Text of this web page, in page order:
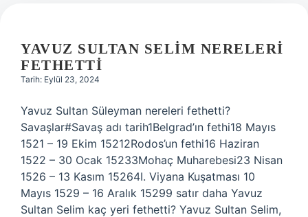
YAVUZ SULTAN SELIM NERELERI
FETHETTI
Tarih: Eylül 23, 2024
Yavuz Sultan Süleyman nereleri fethetti?
Savaşlar#Savaş adı tarih1Belgrad’ın fethi18 Mayıs
1521 – 19 Ekim 15212Rodos’un fethi16 Haziran
1522 – 30 Ocak 15233Mohaç Muharebesi23 Nisan
1526 – 13 Kasım 15264I. Viyana Kuşatması 10
Mayıs 1529 – 16 Aralık 15299 satır daha Yavuz
Sultan Selim kaç yeri fethetti? Yavuz Sultan Selim,